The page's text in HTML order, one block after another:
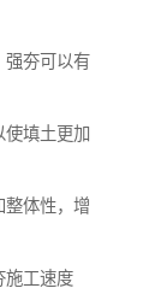
强夯可以有
填土更加
整体性，增
施工速度